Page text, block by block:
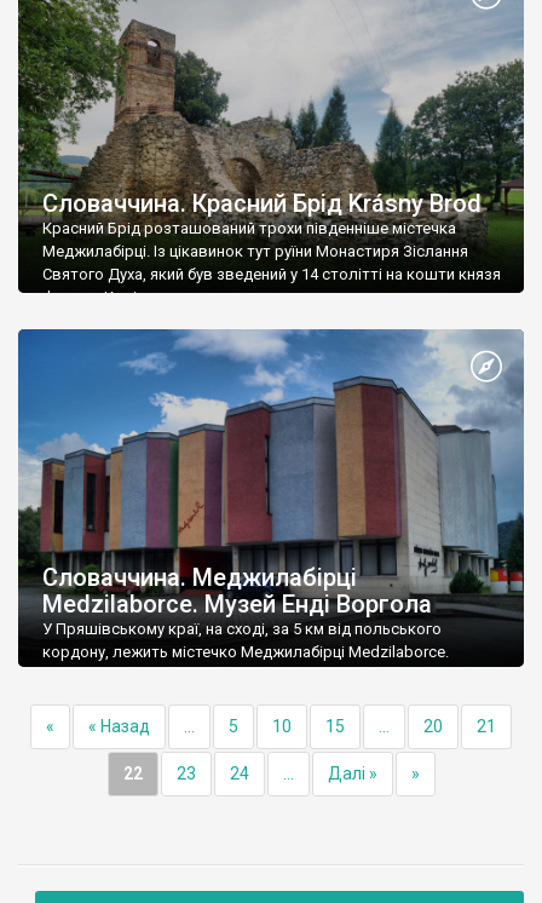
Словаччина. Красний Брід Krásny Brod
Красний Брід розташований трохи південніше містечка
Меджилабірці. Із цікавинок тут руїни Монастиря Зіслання
Святого Духа, який був зведений у 14 столітті на кошти князя
Федора Коріатовича.
Словаччина. Меджилабірці
Medzilaborce. Музей Енді Воргола
У Пряшівському краї, на сході, за 5 км від польського
кордону, лежить містечко Меджилабірці Medzilaborce.
« « Назад 5 10 15 20 21
22 23 24 Далі » »